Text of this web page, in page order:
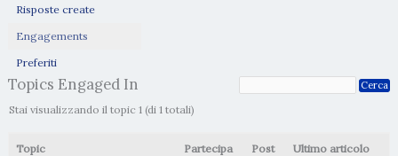
Risposte create
Engagements
Preferiti
Topics Engaged In
Stai visualizzando il topic 1 (di 1 totali)
Topic
Partecipa
Post Ultimo articolo